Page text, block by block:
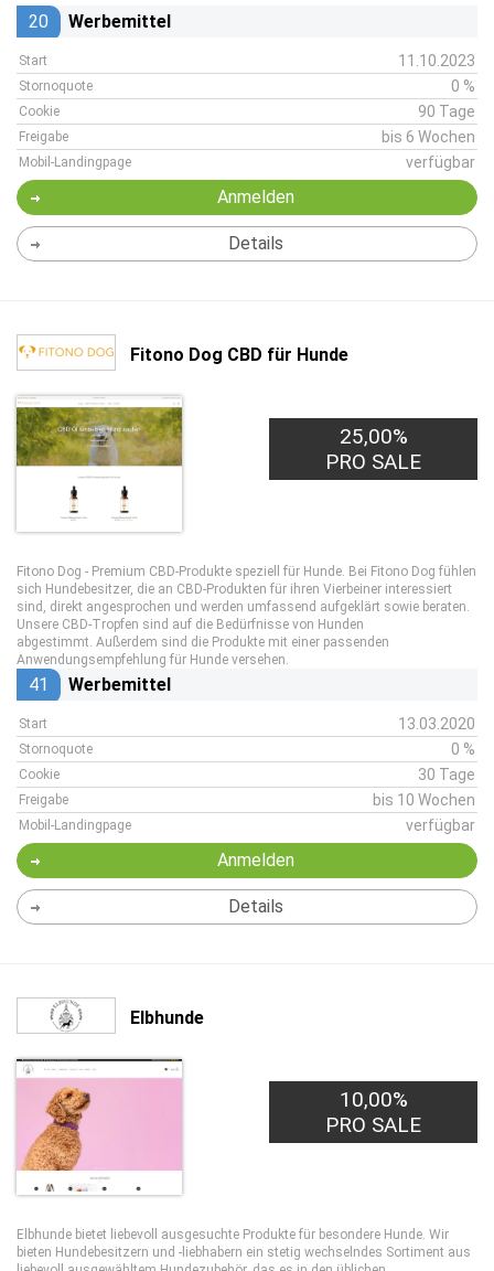
20 Werbemittel
Start 11.10.2023
Stornoquote 0 %
Cookie 90 Tage
Freigabe bis 6 Wochen
Mobil-Landingpage verfügbar
Anmelden
Details
Fitono Dog CBD für Hunde
25,00%
PRO SALE
Fitono Dog - Premium CBD-Produkte speziell für Hunde. Bei Fitono Dog fühlen
sich Hundebesitzer, die an CBD-Produkten für ihren Vierbeiner interessiert
sind, direkt angesprochen und werden umfassend aufgeklärt sowie beraten.
Unsere CBD-Tropfen sind auf die Bedürfnisse von Hunden
abgestimmt. Außerdem sind die Produkte mit einer passenden
Anwendungsempfehlung für Hunde versehen.
41 Werbemittel
Start 13.03.2020
Stornoquote 0 %
Cookie 30 Tage
Freigabe bis 10 Wochen
Mobil-Landingpage verfügbar
Anmelden
Details
Elbhunde
10,00%
PRO SALE
Elbhunde bietet liebevoll ausgesuchte Produkte für besondere Hunde. Wir
bieten Hundebesitzern und -liebhabern ein stetig wechselndes Sortiment aus